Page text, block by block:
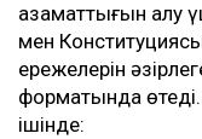
азаматтығын алу
мен
ережелерін
форматында
ішінде: